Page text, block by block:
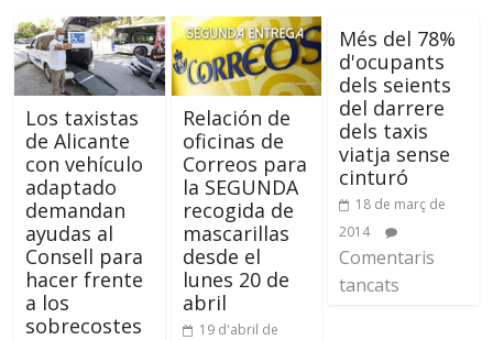
Los taxistas
de Alicante
con vehículo
adaptado
demandan
ayudas al
Consell para
hacer frente
a los
sobrecostes
Relación de
oficinas de
Correos para
la SEGUNDA
recogida de
mascarillas
desde el
lunes 20 de
abril
19 d'abril de
Més del 78%
d'ocupants
dels seients
del darrere
dels taxis
viatja sense
cinturó
18 de març de
2014
Comentaris
tancats